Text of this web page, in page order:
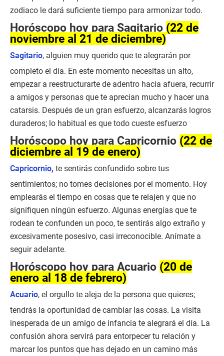
zodiaco le dará suficiente tiempo para armonizar todo.
Horóscopo hoy para Sagitario (22 de
noviembre al 21 de diciembre)
Sagitario, alguien muy querido que te alegrarán por
completo el día. En este momento necesitas un alto,
empezar a reestructurarte de adentro hacia afuera, recurrir
a amigos y personas que te aprecian mucho y hacer una
catarsis. Después de un gran esfuerzo, alcanzarás logros
duraderos; lo habitual es que todo cueste esfuerzo
Horóscopo hoy para Capricornio (22 de
diciembre al 19 de enero)
Capricornio, te sentirás confundido sobre tus
sentimientos; no tomes decisiones por el momento. Hoy
emplearás el tiempo en cosas que te relajen y que no
signifiquen ningún esfuerzo. Algunas energías que te
rodean te confunden un poco, te sentirás algo extraño y
excesivamente posesivo, casi irreconocible. Anímate a
seguir adelante.
Horóscopo hoy para Acuario (20 de
enero al 18 de febrero)
Acuario, el orgullo te aleja de la persona que quieres;
tendrás la oportunidad de cambiar las cosas. La visita
inesperada de un amigo de infancia te alegrará el día. La
confusión ahora servirá para entorpecer tu relación y
marcar los puntos que has dejado en un camino más